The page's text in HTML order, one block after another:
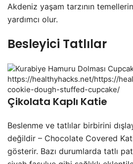
Akdeniz yaşam tarzının
yardımcı olur.
Besleyici Tatlılar
https://healthyhacks.net/https://
cookie-dough-stuffed-cupcake/
Çikolata Kaplı Katie
Beslenme ve tatlılar birbirini
değildir – Chocolate Covered
gösterir. Bazı durumlarda tatlı